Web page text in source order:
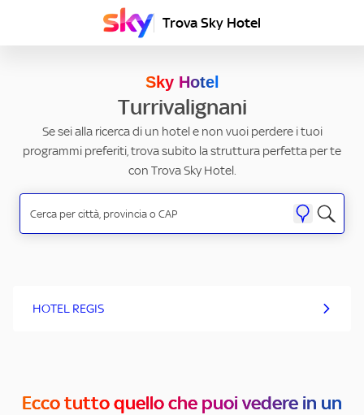
Trova Sky Hotel
Sky Hotel
Turrivalignani
Se sei alla ricerca di un hotel e non vuoi perdere i tuoi
programmi preferiti, trova subito la struttura perfetta per te
con Trova Sky Hotel.
HOTEL REGIS
Ecco tutto quello che puoi vedere in un